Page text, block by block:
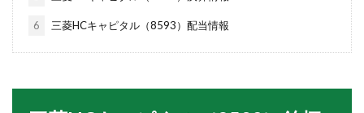
6 三菱HCキャピタル（8593）配当情報